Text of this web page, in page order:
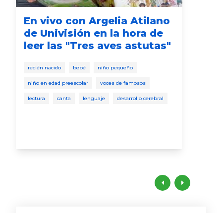
En vivo con Argelia Atilano
de Univisión en la hora de
leer las "Tres aves astutas"
recién nacido bebé niño pequeño
niño en edad preescolar voces de famosos
lectura canta lenguaje desarrollo cerebral